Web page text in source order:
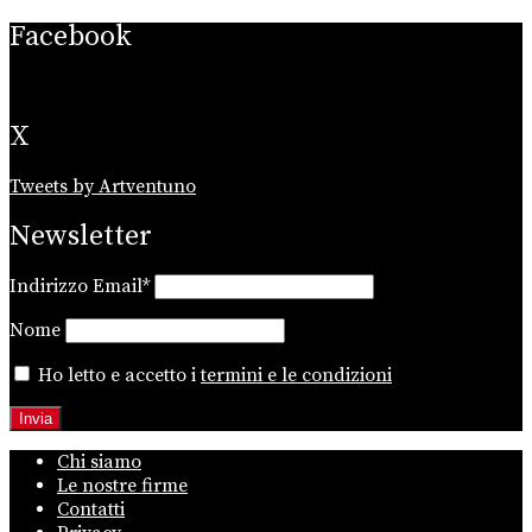
Facebook
X
Tweets by Artventuno
Newsletter
Indirizzo Email*
Nome
Ho letto e accetto itermini e le condizioni
Chi siamo
Le nostre firme
Contatti